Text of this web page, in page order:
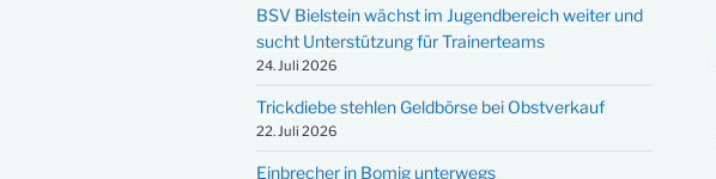
BSV Bielstein wächst im Jugendbereich weiter und
sucht Unterstützung für Trainerteams
24. Juli 2026
Trickdiebe stehlen Geldbörse bei Obstverkauf
22. Juli 2026
Einbrecher in Bomig unterwegs